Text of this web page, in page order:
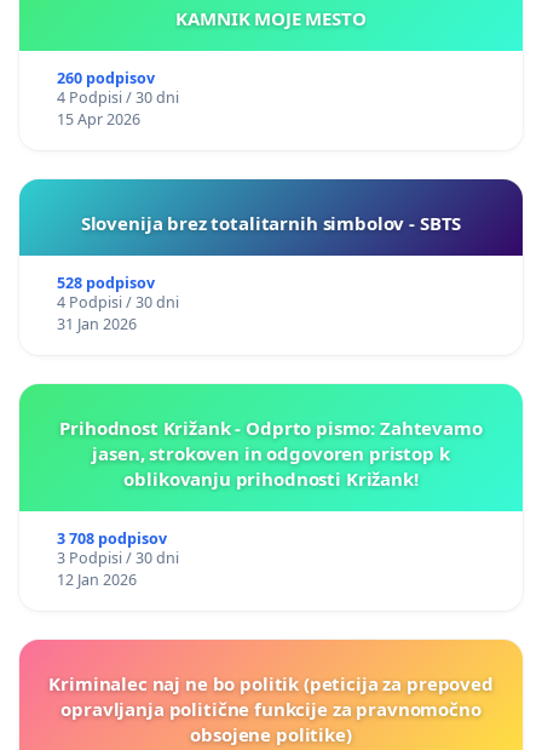
KAMNIK MOJE MESTO
260 podpisov
4 Podpisi / 30 dni
15 Apr 2026
Slovenija brez totalitarnih simbolov - SBTS
528 podpisov
4 Podpisi / 30 dni
31 Jan 2026
Prihodnost Križank - Odprto pismo: Zahtevamo
jasen, strokoven in odgovoren pristop k
oblikovanju prihodnosti Križank!
3 708 podpisov
3 Podpisi / 30 dni
12 Jan 2026
Kriminalec naj ne bo politik (peticija za prepoved
opravljanja politične funkcije za pravnomočno
obsojene politike)